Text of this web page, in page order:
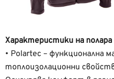
Характеристики на полара
• Polartec – функционална
топлоизолационни